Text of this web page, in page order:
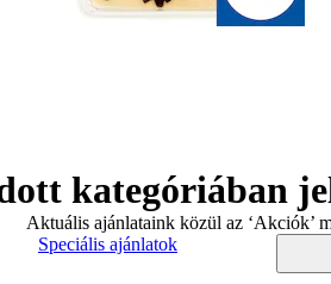
kategóriában
Aktuális ajánlataink közül az ‘Akciók’
Speciális ajánlatok